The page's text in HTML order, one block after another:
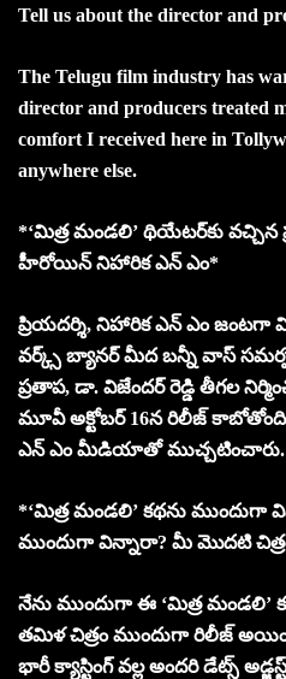
Tell us about the director and
The Telugu film industry has
director and producers treated
comfort I received here in
anywhere else.
*‘మిత్ర మండలి’ థియేటర్‌కు వచ్చిన
హీరోయిన్ నిహారిక ఎన్ ఎం*
ప్రియదర్శి, నిహారిక ఎన్ ఎం జంటగా
వర్క్స్ బ్యానర్ మీద బన్నీ వాస్
ప్రతాప, డా. విజేందర్ రెడ్డి తీగల
మూవీ అక్టోబర్ 16న రిలీజ్
ఎన్ ఎం మీడియాతో ముచ్చటించారు.
*‘మిత్ర మండలి’ కథను ముందుగా
ముందుగా విన్నారా? మీ మొదటి
నేను ముందుగా ఈ ‘మిత్ర మండలి’
తమిళ చిత్రం ముందుగా రిలీజ్
భారీ క్యాస్టింగ్ వల్ల అందరి డేట్స్